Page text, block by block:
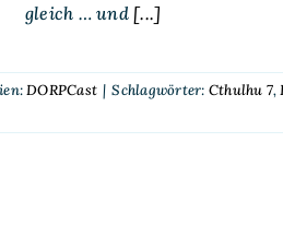
gleich … und[...]
DORPCast | Schlagwörter: Cthulhu 7,